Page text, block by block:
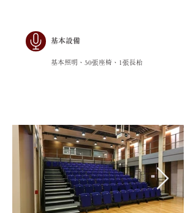
基本設備
基本照明、50張座椅、 1張長枱